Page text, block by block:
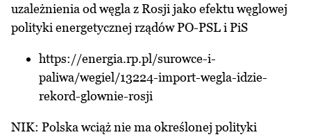
uzależnienia od węgla z Rosji jako efektu węglowej
polityki energetycznej rządów PO-PSL i PiS
https://energia.rp.pl/surowce-i-
paliwa/wegiel/13224-import-wegla-idzie-
rekord-glownie-rosji
NIK: Polska wciąż nie ma określonej polityki